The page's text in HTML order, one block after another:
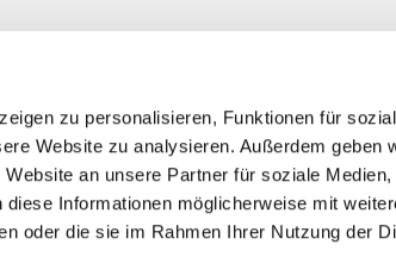
zu personalisieren, Funktionen für
Website zu analysieren. Außerdem geben
an unsere Partner für soziale Medien,
Informationen möglicherweise mit
oder die sie im Rahmen Ihrer Nutzung der